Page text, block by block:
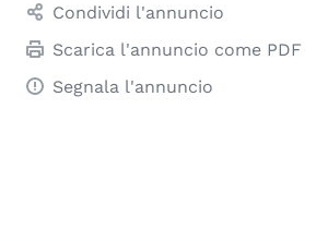
Condividi l'annuncio
Scarica l'annuncio come PDF
Segnala l'annuncio